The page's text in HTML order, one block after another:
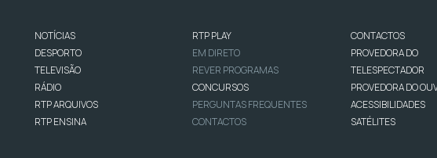
NOTÍCIAS
DESPORTO
TELEVISÃO
RÁDIO
RTP ARQUIVOS
RTP ENSINA
RTP PLAY
EM DIRETO
REVER PROGRAMAS
CONCURSOS
PERGUNTAS FREQUENTES
CONTACTOS
CONTACTOS
PROVEDORA DO
TELESPECTADOR
PROVEDORA DO
ACESSIBILIDADES
SATÉLITES